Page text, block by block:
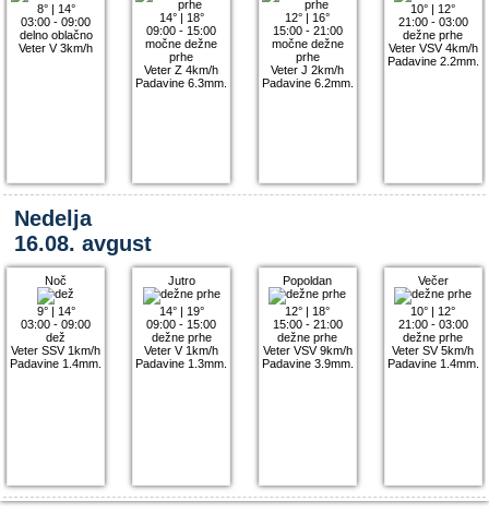
8°| 14°
03:00 - 09:00
delno oblačno
Veter V 3km/h
14°| 18°
09:00 - 15:00
močne dežne
prhe
Veter Z 4km/h
Padavine 6.3mm.
12° | 16°
15:00 - 21:00
močne dežne
prhe
Veter J 2km/h
Padavine 6.2mm.
10° | 12°
21:00 - 03:00
dežne prhe
Veter VSV 4km/h
Padavine 2.2mm.
Nedelja
16.08. avgust
Noč
9°| 14°
03:00 - 09:00
dež
Veter SSV 1km/h
Padavine 1.4mm.
Jutro
14°| 19°
09:00 - 15:00
dežne prhe
Veter V 1km/h
Padavine 1.3mm.
Popoldan
12° | 18°
15:00 - 21:00
dežne prhe
Veter VSV 9km/h
Padavine 3.9mm.
Večer
10° | 12°
21:00 - 03:00
dežne prhe
Veter SV 5km/h
Padavine 1.4mm.